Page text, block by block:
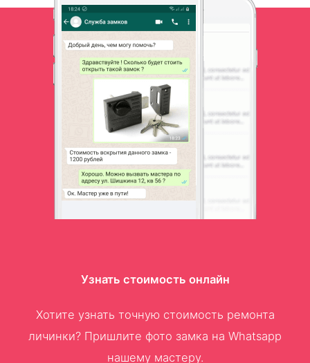
Узнать стоимость онлайн
Хотите узнать точную стоимость ремонта
личинки? Пришлите фото замка на Whatsapp
нашему мастеру.